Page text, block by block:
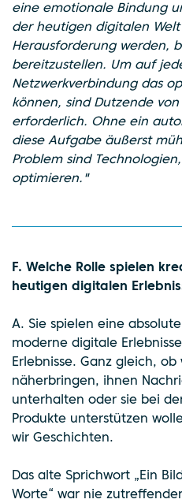
eine emotionale Bindung
der heutigen digitalen
Herausforderung werden,
bereitzustellen. Um auf
Netzwerkverbindung das
können, sind Dutzende
erforderlich. Ohne ein
diese Aufgabe äußerst
Problem sind
optimieren."
F. Welche Rolle spielen
heutigen digitalen
A. Sie spielen eine
moderne digitale
Erlebnisse. Ganz gleich,
näherbringen, ihnen
unterhalten oder sie bei
Produkte unterstützen
wir Geschichten.
Das alte Sprichwort „Ein
Worte“ war nie